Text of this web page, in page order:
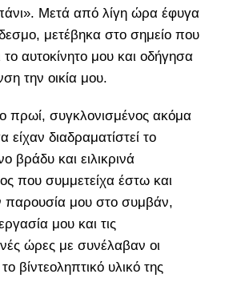
Μετά από λίγη ώρα έφυγα
μετέβηκα στο σημείο που
το αυτοκίνητο μου και οδήγησα
την οικία μου.
πρωί, συγκλονισμένος ακόμα
διαδραματίστεί το
βράδυ και ειλικρινά
που συμμετείχα έστω και
παρουσία μου στο συμβάν,
μου και τις
ώρες με συνέλαβαν οι
βίντεοληπτικό υλικό της